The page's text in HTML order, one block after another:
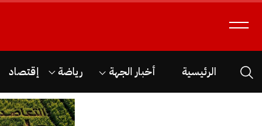
الرئيسية أخبار الجهة رياضة إقتصاد